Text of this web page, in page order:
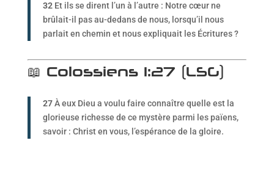
32Et ils se dirent l’un à l’autre : Notre cœur ne
brûlait-il pas au-dedans de nous, lorsqu’il nous
parlait en chemin et nous expliquait les Écritures ?
📖 Colossiens 1:27 (LSG)
27À eux Dieu a voulu faire connaître quelle est la
glorieuse richesse de ce mystère parmi les païens,
savoir : Christ en vous, l’espérance de la gloire.